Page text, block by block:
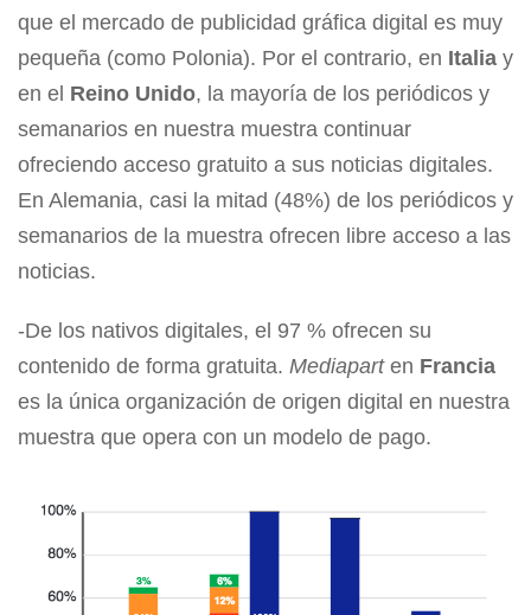
que el mercado de publicidad gráfica digital es muy
pequeña (como Polonia). Por el contrario, en Italia y
en el Reino Unido, la mayoría de los periódicos y
semanarios en nuestra muestra continuar
ofreciendo acceso gratuito a sus noticias digitales.
En Alemania, casi la mitad (48%) de los periódicos y
semanarios de la muestra ofrecen libre acceso a las
noticias.
-De los nativos digitales, el 97 % ofrecen su
contenido de forma gratuita. Mediaparten Francia
es la única organización de origen digital en nuestra
muestra que opera con un modelo de pago.